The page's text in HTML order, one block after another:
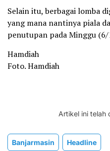
Selain itu, berbagai lomba
yang mana nantinya piala
penutupan pada Minggu
Hamdiah
Foto. Hamdiah
Artikel ini telah
Banjarmasin Headline